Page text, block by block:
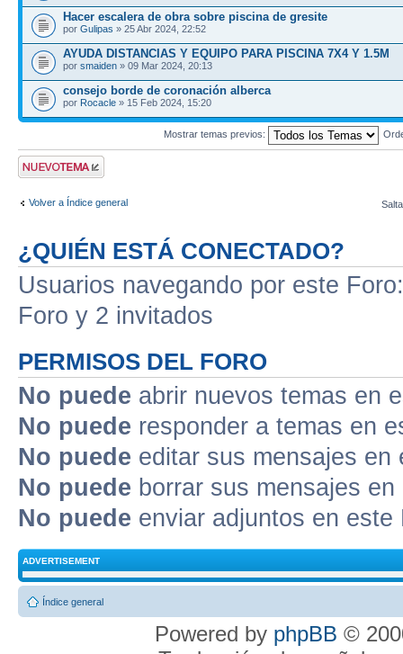
Hacer escalera de obra sobre piscina de gresite
por Gulipas » 25 Abr 2024, 22:52
AYUDA DISTANCIAS Y EQUIPO PARA PISCINA 7X4 Y 1.5M
por smaiden » 09 Mar 2024, 20:13
consejo borde de coronación alberca
por Rocacle » 15 Feb 2024, 15:20
Mostrar temas previos:
Publicar un nuevo
tema
Volver a Índice general
¿QUIÉN ESTÁ CONECTADO?
Usuarios navegando por este
Foro y 2 invitados
PERMISOS DEL FORO
No puede abrir nuevos temas en
No puede responder a temas en
No puede editar sus mensajes en
No puede borrar sus mensajes
No puede enviar adjuntos en este
ADVERTISEMENT
Índice general
Powered by phpBB ©